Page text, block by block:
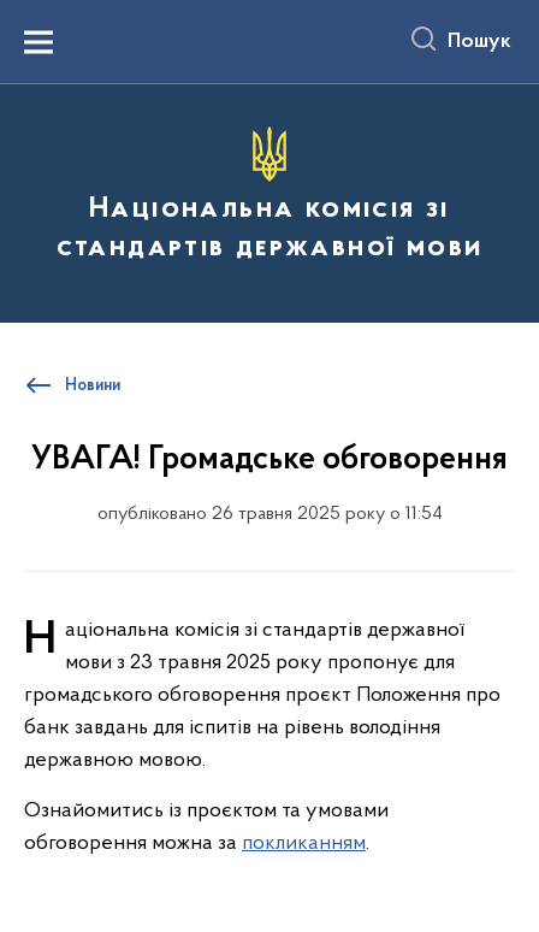
вмістуMenu Пошук
Національна комісія зі
стандартів державної мови
Новини
УВАГА! Громадське обговорення
опубліковано 26 травня 2025 року о 11:54
Національна комісія зі стандартів державної мови з 23 травня 2025 року пропонує для
громадського обговорення проєкт Положення про
банк завдань для іспитів на рівень володіння
державною мовою.
Ознайомитись із проєктом та умовами
обговорення можна за покликанням.